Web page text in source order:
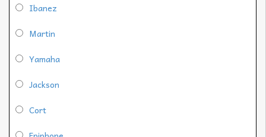
Ibanez
Martin
Yamaha
Jackson
Cort